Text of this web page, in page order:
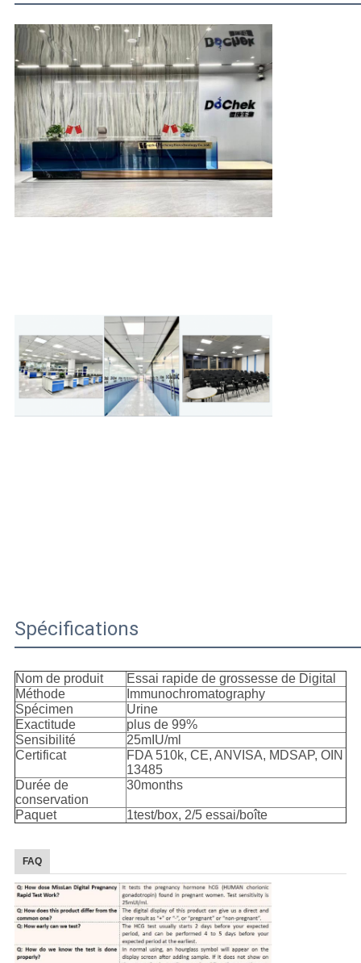
Spécifications
Nom de produit
Essai rapide de grossesse de Digital
Méthode
Immunochromatography
Spécimen
Urine
Exactitude
plus de 99%
Sensibilité
25mIU/ml
Certificat
FDA 510k, CE, ANVISA, MDSAP, OIN
13485
Durée de
conservation
30months
Paquet 1test/box, 2/5 essai/boîte
FAQ